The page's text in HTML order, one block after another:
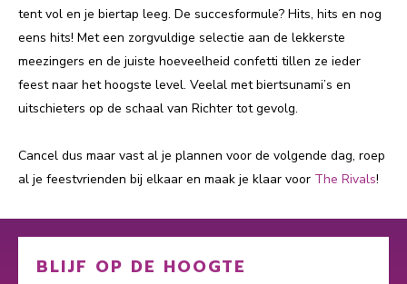
tent vol en je biertap leeg. De succesformule? Hits, hits en nog
eens hits! Met een zorgvuldige selectie aan de lekkerste
meezingers en de juiste hoeveelheid confetti tillen ze ieder
feest naar het hoogste level. Veelal met biertsunami’s en
uitschieters op de schaal van Richter tot gevolg.
Cancel dus maar vast al je plannen voor de volgende dag, roep
al je feestvrienden bij elkaar en maak je klaar voor The Rivals!
BLIJF OP DE HOOGTE